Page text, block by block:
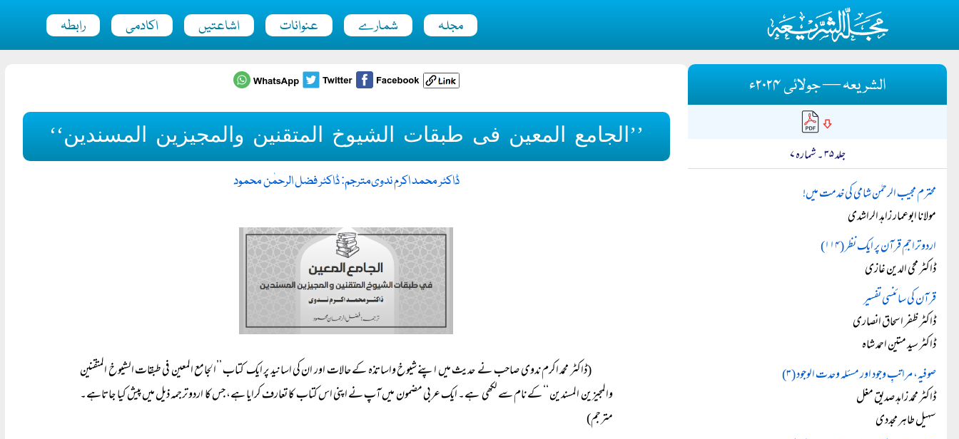
مجلہ شمارے عنوانات اشاعتیں اکادمی رابطہ
’’الجامع المعین فی طبقات الشیوخ المتقنین والمجیزین المسندین‘‘
ڈاکٹر محمد اکرم ندویمترجم: ڈاکٹر فضل الرحمٰن محمود
(ڈاکٹر محمد اکرم ندوی صاحب نے حدیث میں اپنے شیوخ واساتذہ کے حالات اور ان کی اسانید پر ایک کتاب ’’الجامع المعین فی طبقات الشیوخ المتقنین
والمجیزین المسندین ‘‘ کے نام سے لکھی ہے۔ ایک عربی مضمون میں آپ نے اپنی اس کتاب کا تعارف کرایا ہے، جس کا اردو ترجمہ ذیل میں پیش کیا جاتاہے۔
مترجم)
الشریعہ — جولائی ۲۰۲۴ء
جلد ۳۵ ۔ شمارہ ۷
محترم مجیب الرحمٰن شامی کی خدمت میں!
مولانا ابوعمار زاہد الراشدی
اردو تراجمِ قرآن پر ایک نظر (۱۱۴)
ڈاکٹر محی الدین غازی
قرآن کی سائنسی تفسیر
ڈاکٹر ظفر اسحاق انصاری
ڈاکٹر سید متین احمد شاہ
صوفیہ، مراتبِ وجود اور مسئلہ وحدت الوجود (۳)
ڈاکٹر محمد زاہد صدیق مغل
سہیل طاہر مجددی